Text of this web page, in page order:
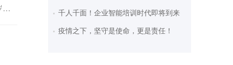
弘成春节联欢会－－“龙套”导演：拍片贺岁寻开心 千人千面！企业智能培训时代即将到来
疫情之下，坚守是使命，更是责任！